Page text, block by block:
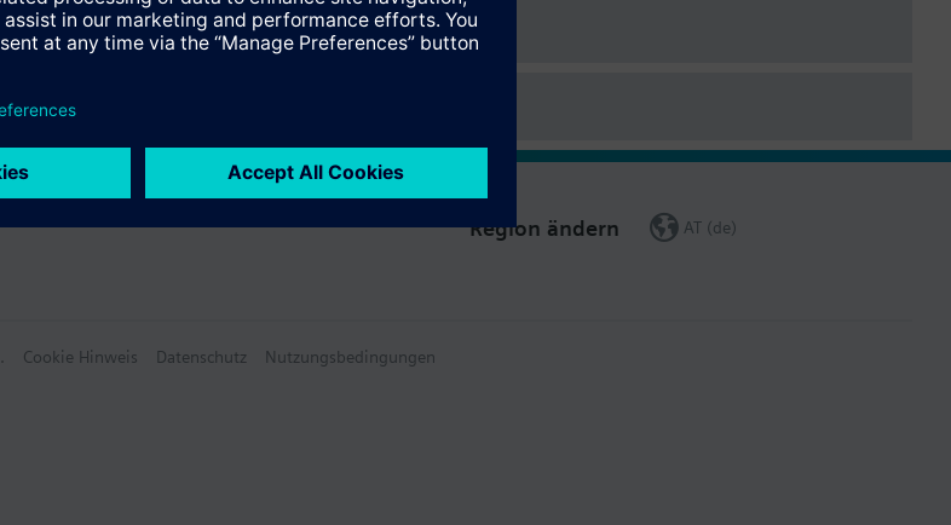
Region ändern AT (de)
Cookie Hinweis Datenschutz Nutzungsbedingungen